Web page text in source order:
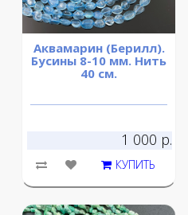
Аквамарин (Берилл).
Бусины 8-10 мм. Нить
40 см.
1 000 р.
КУПИТЬ